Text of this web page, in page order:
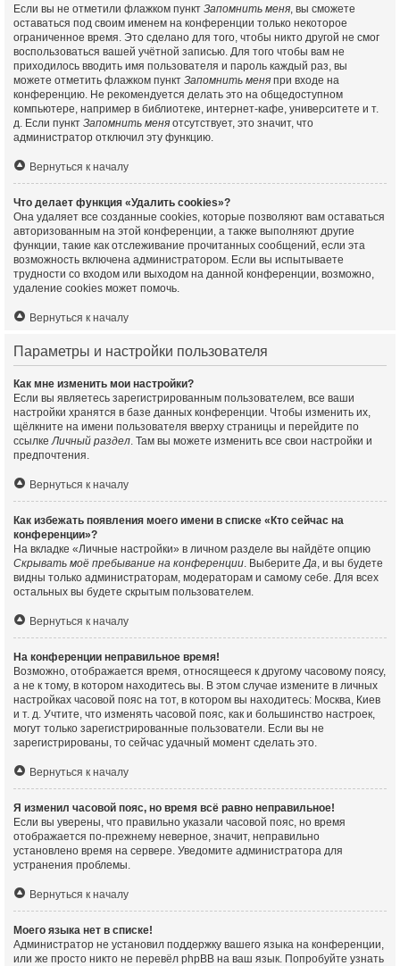
Если вы не отметили флажком пункт Запомнить меня, вы сможете
оставаться под своим именем на конференции только некоторое
ограниченное время. Это сделано для того, чтобы никто другой не смог
воспользоваться вашей учётной записью. Для того чтобы вам не
приходилось вводить имя пользователя и пароль каждый раз, вы
можете отметить флажком пункт Запомнить меня при входе на
конференцию. Не рекомендуется делать это на общедоступном
компьютере, например в библиотеке, интернет-кафе, университете и т.
д. Если пункт Запомнить меня отсутствует, это значит, что
администратор отключил эту функцию.
Вернуться к началу
Что делает функция «Удалить cookies»?
Она удаляет все созданные cookies, которые позволяют вам оставаться
авторизованным на этой конференции, а также выполняют другие
функции, такие как отслеживание прочитанных сообщений, если эта
возможность включена администратором. Если вы испытываете
трудности со входом или выходом на данной конференции, возможно,
удаление cookies может помочь.
Вернуться к началу
Параметры и настройки пользователя
Как мне изменить мои настройки?
Если вы являетесь зарегистрированным пользователем, все ваши
настройки хранятся в базе данных конференции. Чтобы изменить их,
щёлкните на имени пользователя вверху страницы и перейдите по
ссылкеЛичный раздел. Там вы можете изменить все свои настройки и
предпочтения.
Вернуться к началу
Как избежать появления моего имени в списке «Кто сейчас на
конференции»?
На вкладке «Личные настройки» в личном разделе вы найдёте опцию
Скрывать моё пребывание на конференции. ВыберитеДа, и вы будете
видны только администраторам, модераторам и самому себе. Для всех
остальных вы будете скрытым пользователем.
Вернуться к началу
На конференции неправильное время!
Возможно, отображается время, относящееся к другому часовому поясу,
а не к тому, в котором находитесь вы. В этом случае измените в личных
настройках часовой пояс на тот, в котором вы находитесь: Москва, Киев
и т. д. Учтите, что изменять часовой пояс, как и большинство настроек,
могут только зарегистрированные пользователи. Если вы не
зарегистрированы, то сейчас удачный момент сделать это.
Вернуться к началу
Я изменил часовой пояс, но время всё равно неправильное!
Если вы уверены, что правильно указали часовой пояс, но время
отображается по-прежнему неверное, значит, неправильно
установлено время на сервере. Уведомите администратора для
устранения проблемы.
Вернуться к началу
Моего языка нет в списке!
Администратор не установил поддержку вашего языка на конференции,
или же просто никто не перевёл phpBB на ваш язык. Попробуйте узнать